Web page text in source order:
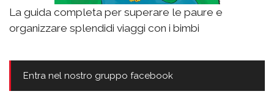
La guida completa per superare le paure e
organizzare splendidi viaggi con i bimbi
Entra nel nostro gruppo facebook